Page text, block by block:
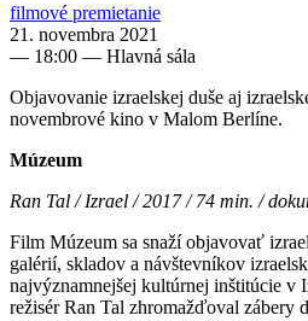
filmové premietanie
21. novembra 2021
— 18:00 — Hlavná sála
Objavovanie izraelskej duše aj
novembrové kino v Malom Berlíne.
Múzeum
Ran Tal / Izrael / 2017 / 74 min. /
Film Múzeum sa snaží objavovať
galérií, skladov a návštevníkov
najvýznamnejšej kultúrnej inštitúcie v
režisér Ran Tal zhromažďoval zábery